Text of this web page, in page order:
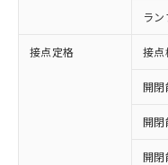
ラ
接点定格 接点
開閉
開閉
開閉